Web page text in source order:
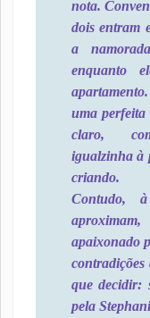
nota.
dois entram
a
enquanto
uma
claro,
igualzinha à
criando.
Contudo,
apaixonado
que decidir:
pela